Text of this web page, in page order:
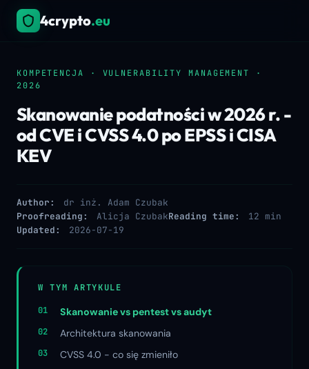
4crypto.eu
KOMPETENCJA · VULNERABILITY MANAGEMENT ·
2026
Skanowanie podatności w 2026 r. -
od CVE i CVSS 4.0 po EPSS i CISA
KEV
Author:
dr inż. Adam Czubak
Proofreading:
Alicja CzubakReading time:
12 min
Updated:
2026-07-19
W TYM ARTYKULE
Skanowanie vs pentest vs audyt
Architektura skanowania
CVSS 4.0 - co się zmieniło